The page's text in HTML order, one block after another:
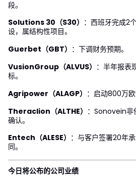
段。
Solutions 30（S30） ：西班牙完成2
设，属结构性项目。
Guerbet（GBT） ：下调财务预期。
VusionGroup（ALVUS） ：半年报表
标。
Agripower（ALAGP） ：启动800万欧
Theraclion（ALTHE） ：Sonovein非
确认。
Entech（ALESE） ：与客户签署20年
同。
今日将公布的公司业绩